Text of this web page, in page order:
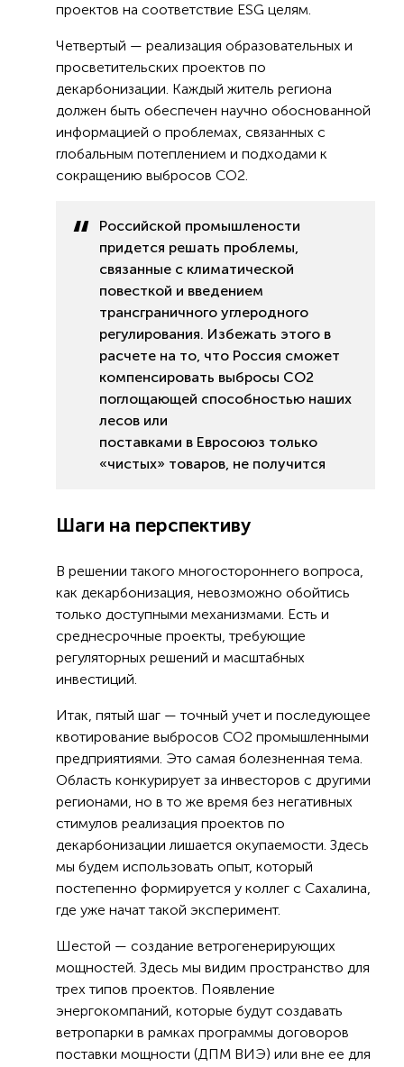
проектов на соответствие ESG целям.
Четвертый — реализация образовательных и
просветительских проектов по
декарбонизации. Каждый житель региона
должен быть обеспечен научно обоснованной
информацией о проблемах, связанных с
глобальным потеплением и подходами к
сокращению выбросов СО2.
Российской промышлености
придется решать проблемы,
связанные с климатической
повесткой и введением
трансграничного углеродного
регулирования. Избежать этого в
расчете на то, что Россия сможет
компенсировать выбросы СО2
поглощающей способностью наших
лесов или
поставками в Евросоюз только
«чистых» товаров, не получится
Шаги на перспективу
В решении такого многостороннего вопроса,
как декарбонизация, невозможно обойтись
только доступными механизмами. Есть и
среднесрочные проекты, требующие
регуляторных решений и масштабных
инвестиций.
Итак, пятый шаг — точный учет и последующее
квотирование выбросов CO2 промышленными
предприятиями. Это самая болезненная тема.
Область конкурирует за инвесторов с другими
регионами, но в то же время без негативных
стимулов реализация проектов по
декарбонизации лишается окупаемости. Здесь
мы будем использовать опыт, который
постепенно формируется у коллег с Сахалина,
где уже начат такой эксперимент.
Шестой — создание ветрогенерирующих
мощностей. Здесь мы видим пространство для
трех типов проектов. Появление
энергокомпаний, которые будут создавать
ветропарки в рамках программы договоров
поставки мощности (ДПМ ВИЭ) или вне ее для